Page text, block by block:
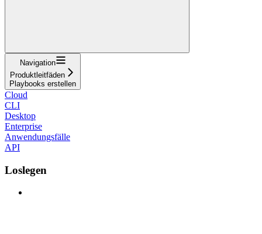
Navigation
Produktleitfäden
Playbooks erstellen
Cloud
CLI
Desktop
Enterprise
Anwendungsfälle
API
Loslegen